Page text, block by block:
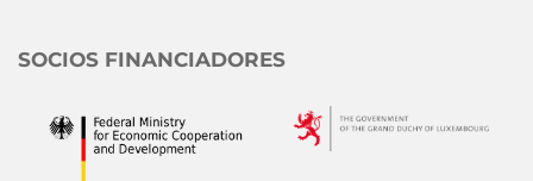
SOCIOS FINANCIADORES